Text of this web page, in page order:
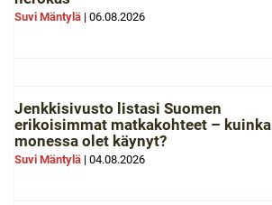
Suvi Mäntylä | 06.08.2026
Jenkkisivusto listasi Suomen
erikoisimmat matkakohteet – kuinka
monessa olet käynyt?
Suvi Mäntylä | 04.08.2026